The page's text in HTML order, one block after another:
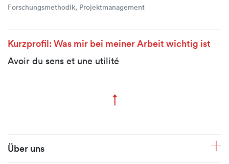
Forschungsmethodik, Projektmanagement
Kurzprofil: Was mir bei meiner Arbeit wichtig ist
Avoir du sens et une utilité
↑Zum Seitenanfang
Fusszeile
Über uns